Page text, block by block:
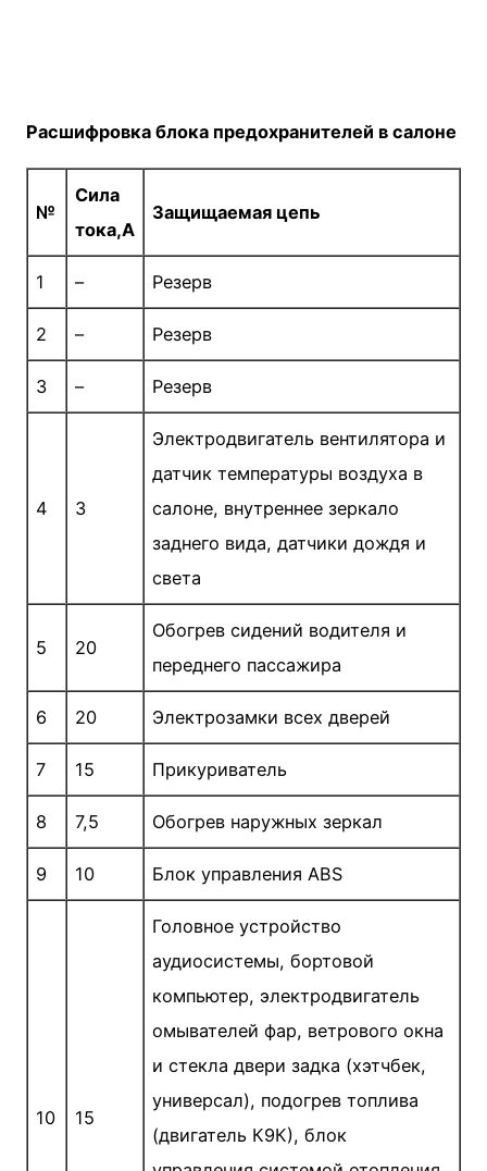
Расшифровка блока предохранителей в салоне
№
Сила
тока,А
Защищаемая цепь
1 – Резерв
2 – Резерв
3 – Резерв
4 3
Электродвигатель вентилятора и
датчик температуры воздуха в
салоне, внутреннее зеркало
заднего вида, датчики дождя и
света
5 20
Обогрев сидений водителя и
переднего пассажира
6 20 Электрозамки всех дверей
7 15 Прикуриватель
8 7,5 Обогрев наружных зеркал
9 10 Блок управления ABS
10 15
Головное устройство
аудиосистемы, бортовой
компьютер, электродвигатель
омывателей фар, ветрового окна
и стекла двери задка (хэтчбек,
универсал), подогрев топлива
(двигатель К9К), блок